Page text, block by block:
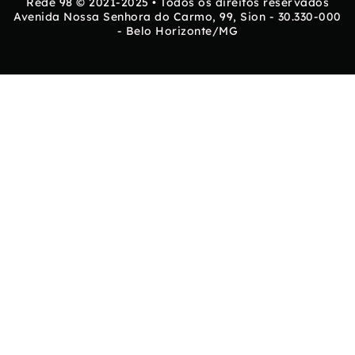
Avenida Nossa Senhora do Carmo, 99, Sion - 30.330-000
- Belo Horizonte/MG